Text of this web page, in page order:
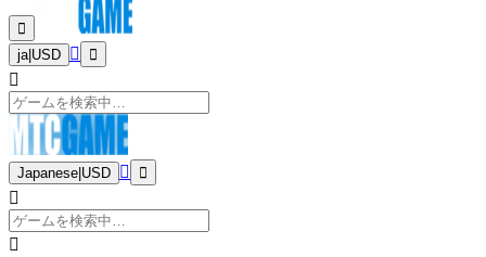
ja| USD
Japanese USD